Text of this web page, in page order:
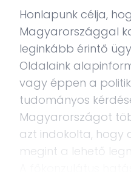
Honlapunk célja,
Magyarországgal
leginkább érintő
Oldalaink
vagy éppen a
tudományos
Magyarországot
azt indokolta, hogy
megint a lehető
A főkonzulátus